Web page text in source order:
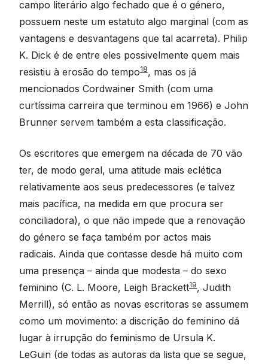
campo literário algo fechado que é o género,
possuem neste um estatuto algo marginal (com as
vantagens e desvantagens que tal acarreta). Philip
K. Dick é de entre eles possivelmente quem mais
resistiu à erosão do tempo18, mas os já
mencionados Cordwainer Smith (com uma
curtíssima carreira que terminou em 1966) e John
Brunner servem também a esta classificação.
Os escritores que emergem na década de 70 vão
ter, de modo geral, uma atitude mais eclética
relativamente aos seus predecessores (e talvez
mais pacífica, na medida em que procura ser
conciliadora), o que não impede que a renovação
do género se faça também por actos mais
radicais. Ainda que contasse desde há muito com
uma presença – ainda que modesta – do sexo
feminino (C. L. Moore, Leigh Brackett19, Judith
Merrill), só então as novas escritoras se assumem
como um movimento: a discrição do feminino dá
lugar à irrupção do feminismo de Ursula K.
LeGuin (de todas as autoras da lista que se segue,